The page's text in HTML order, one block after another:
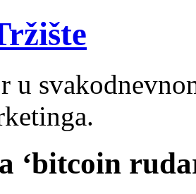
u
‘bitcoin